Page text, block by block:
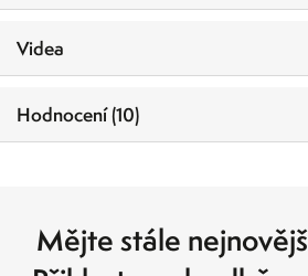
Videa
Hodnocení (10)
Mějte stále